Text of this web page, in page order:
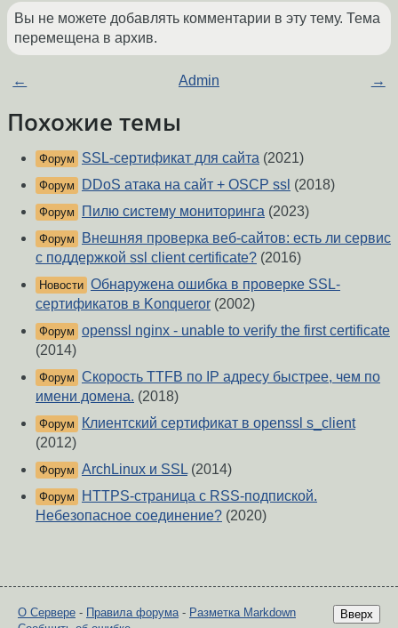
Вы не можете добавлять комментарии в эту тему. Тема
перемещена в архив.
← Admin →
Похожие темы
Форум SSL-сертификат для сайта (2021)
Форум DDoS атака на сайт + OSCP ssl (2018)
Форум Пилю систему мониторинга (2023)
Форум
Внешняя проверка веб-сайтов: есть ли сервис
с поддержкой ssl client certificate? (2016)
Новости Обнаружена ошибка в проверке SSL-
сертификатов в Konqueror (2002)
Форум openssl nginx - unable to verify the first certificate
(2014)
Форум Скорость TTFB по IP адресу быстрее, чем по
имени домена. (2018)
Форум
Клиентский сертификат в openssl s_client
(2012)
Форум ArchLinux и SSL (2014)
Форум
HTTPS‐страница с RSS‐подпиской.
Небезопасное соединение? (2020)
Вверх
О Сервере - Правила форума- Разметка Markdown